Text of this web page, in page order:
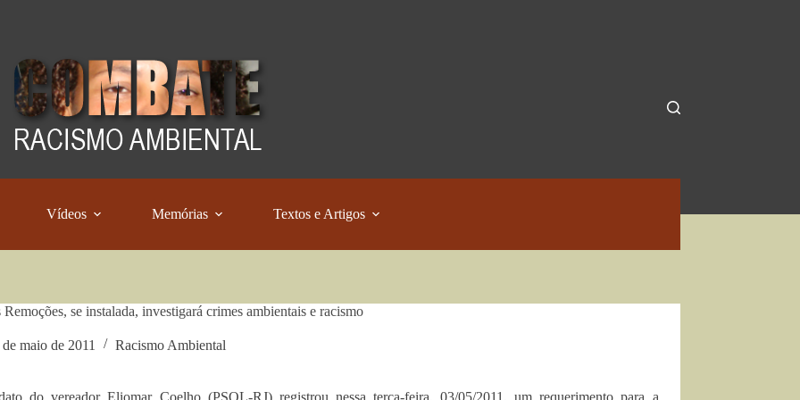
Vídeos Memórias Textos e Artigos
Remoções, se instalada, investigará crimes ambientais e racismo
maio de 2011 Racismo Ambiental
do vereador Eliomar Coelho (PSOL-RJ) registrou nessa terça-feira, 03/05/2011, um requerimento para a